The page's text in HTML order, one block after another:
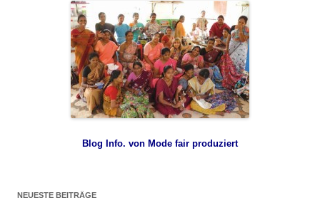
Blog Info. von Mode fair produziert
NEUESTE BEITRÄGE